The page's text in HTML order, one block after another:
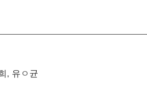
, 유ㅇ균